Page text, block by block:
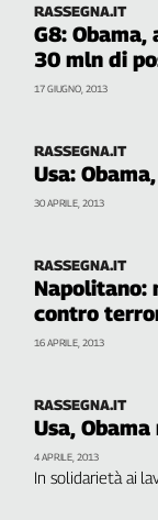
RASSEGNA.IT
G8:
30 mln di
17 GIUGNO, 2013
RASSEGNA.IT
Usa:
30 APRILE, 2013
RASSEGNA.IT
Napolitano:
contro
16 APRILE, 2013
RASSEGNA.IT
Usa,
In solidarietà ai
4 APRILE, 2013